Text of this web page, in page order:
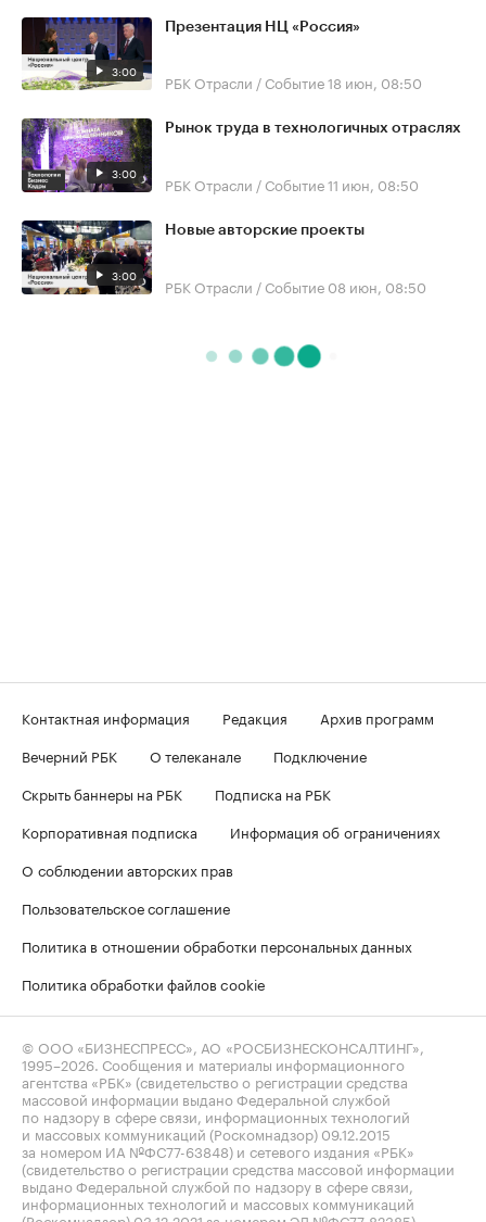
3:00
Презентация НЦ «Россия»
РБК Отрасли / Событие18 июн, 08:50
3:00
Рынок труда в технологичных отраслях
РБК Отрасли / Событие11 июн, 08:50
3:00
Новые авторские проекты
РБК Отрасли / Событие 08 июн, 08:50
Контактная информация Редакция
Архив программ
Вечерний РБК
О телеканале
Подключение
Скрыть баннеры на РБК
Подписка на РБК
Корпоративная подписка
Информация об ограничениях
О соблюдении авторских прав
Пользовательское соглашение
Политика в отношении обработки персональных данных
Политика обработки файлов cookie
© ООО «БИЗНЕСПРЕСС», АО «РОСБИЗНЕСКОНСАЛТИНГ»,
1995–2026 . Сообщения и материалы информационного
агентства «РБК» (свидетельство о регистрации средства
массовой информации выдано Федеральной службой
по надзору в сфере связи, информационных технологий
и массовых коммуникаций (Роскомнадзор) 09.12.2015
за номером ИА №ФС77-63848) и сетевого издания «РБК»
(свидетельство о регистрации средства массовой информации
выдано Федеральной службой по надзору в сфере связи,
информационных технологий и массовых коммуникаций